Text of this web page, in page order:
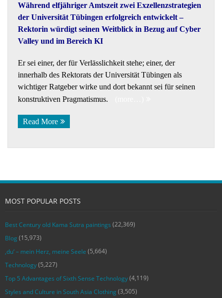
Während elfjähriger Amtszeit zwei Exzellenzstrategien
der Universität Tübingen erfolgreich entwickelt –
Rektorin würdigt seinen Weitblick in Bezug auf Cyber
Valley und im Bereich KI
Er sei einer, der für Verlässlichkeit stehe; einer, der
innerhalb des Rektorats der Universität Tübingen als
wichtiger Ratgeber wirke und dort bekannt sei für seinen
konstruktiven Pragmatismus.
Read More
MOST POPULAR POSTS
Best Century old Kama Sutra paintings (22,369)
Blog (15,973)
‚du‘ – mein Herz, meine Seele (5,664)
Technology(5,227)
Top 5 Advantages of Sixth Sense Technology(4,119)
Styles and Culture in South Asia Clothing (3,505)